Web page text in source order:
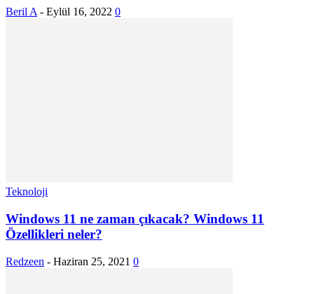
Beril A - Eylül 16, 2022 0
Teknoloji
Windows 11 ne zaman çıkacak? Windows 11
Özellikleri neler?
Redzeen - Haziran 25, 2021 0